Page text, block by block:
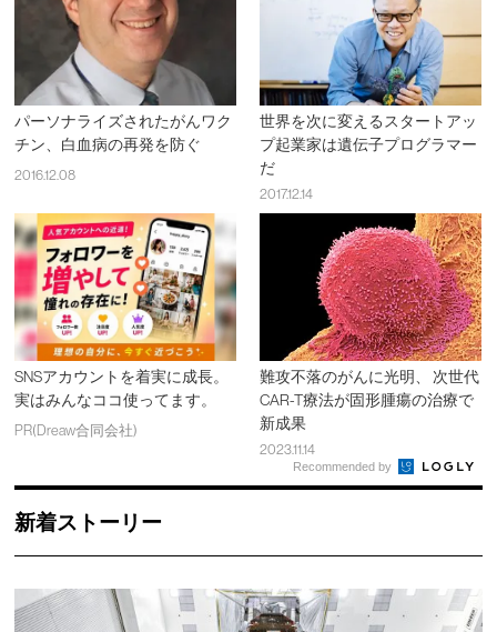
パーソナライズされたがんワク
チン、白血病の再発を防ぐ
2016.12.08
世界を次に変えるスタートアッ
プ起業家は遺伝子プログラマー
だ
2017.12.14
SNSアカウントを着実に成長。
実はみんなココ使ってます。
PR(Dreaw合同会社)
難攻不落のがんに光明、 次世代
CAR-T療法が固形腫瘍の治療で
新成果
2023.11.14
Recommended by
新着ストーリー